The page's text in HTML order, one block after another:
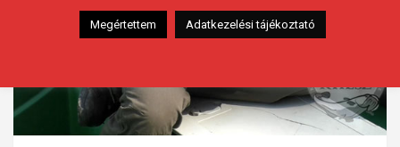
Megértettem Adatkezelési tájékoztató